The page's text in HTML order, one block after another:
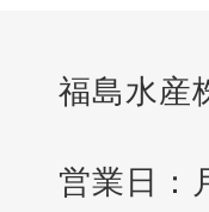
福島水産
営業日：